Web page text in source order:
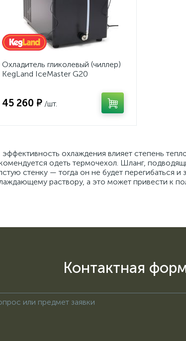
Охладитель гликолевый (чиллер)
KegLand IceMaster G20
45 260 ₽ /шт.
охлаждения влияет степень
одеть термочехол. Шланг,
стенку — тогда он не будет перегибаться
раствору, а это может привести к
Контактная